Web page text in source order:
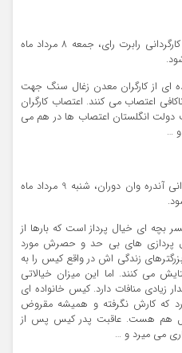
فیلم سینمایی «سرزمین های شاد» به کارگردانی رابرت رای، جمعه 8 مرداد ماه
ای از کارگران معدن زغال سنگ جهت
اعتصاب می کنند. اعتصاب کارگران
انگلستان اعتصاب ها در هم می
…
فیلم سینمایی «کیس جوان» به کارگردانی آندره وان دوران، شنبه 9 مرداد ماه
بچه ای خیال پرداز است که بارها از
پردازی های بی حد و حصرش مورد
زندگی اش در واقع کیس را به
می کنند. اما این میزان خیالاتی
زیادی منافات دارد. کیس خانواده ای
که کارش نگرفته و همیشه مقروض
سل هم هست. عاقبت پدر کیس پس از
می میرد و …